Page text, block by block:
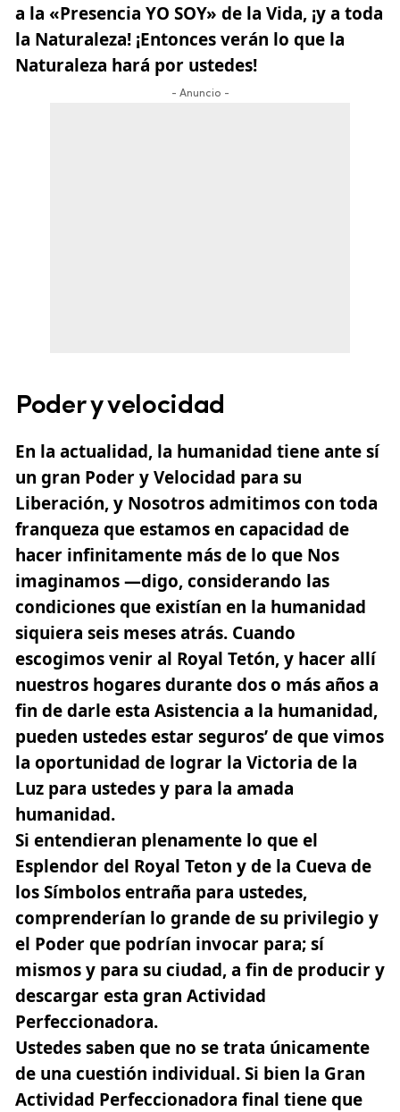
a la «Presencia YO SOY» de la Vida, ¡y a toda
la Naturaleza! ¡Entonces verán lo que la
Naturaleza hará por ustedes!
- Anuncio -
Poder y velocidad
En la actualidad, la humanidad tiene ante sí
un gran Poder y Velocidad para su
Liberación, y Nosotros admitimos con toda
franqueza que estamos en capacidad de
hacer infinitamente más de lo que Nos
imaginamos —digo, considerando las
condiciones que existían en la humanidad
siquiera seis meses atrás. Cuando
escogimos venir al Royal Tetón, y hacer allí
nuestros hogares durante dos o más años a
fin de darle esta Asistencia a la humanidad,
pueden ustedes estar seguros’ de que vimos
la oportunidad de lograr la Victoria de la
Luz para ustedes y para la amada
humanidad.
Si entendieran plenamente lo que el
Esplendor del Royal Teton y de la Cueva de
los Símbolos entraña para ustedes,
comprenderían lo grande de su privilegio y
el Poder que podrían invocar para; sí
mismos y para su ciudad, a fin de producir y
descargar esta gran Actividad
Perfeccionadora.
Ustedes saben que no se trata únicamente
de una cuestión individual. Si bien la Gran
Actividad Perfeccionadora final tiene que